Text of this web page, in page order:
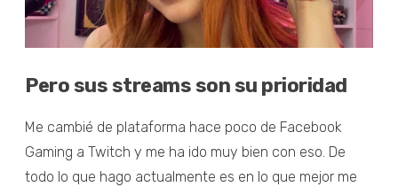
Pero sus streams son su prioridad
Me cambié de plataforma hace poco de Facebook
Gaming a Twitch y me ha ido muy bien con eso. De
todo lo que hago actualmente es en lo que mejor me